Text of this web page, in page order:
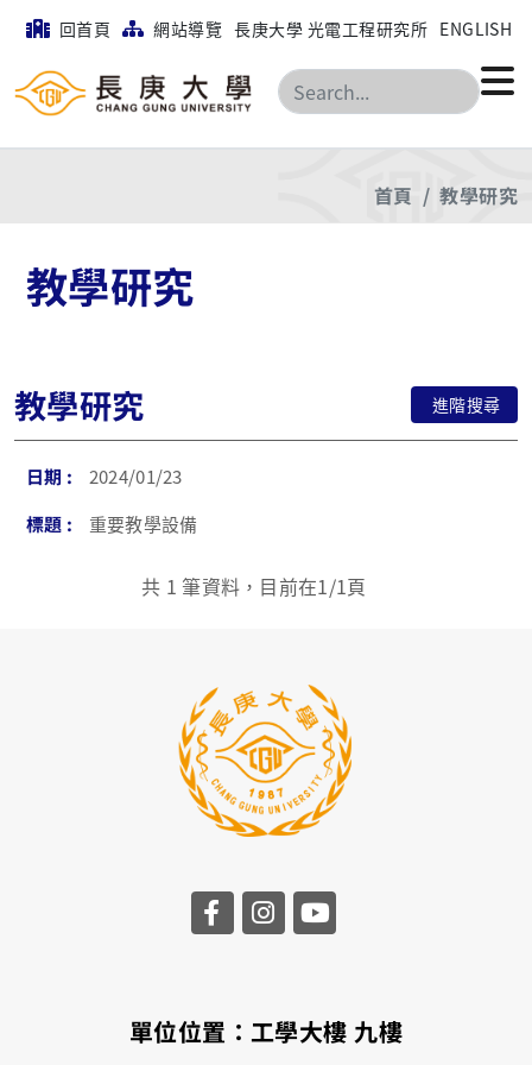
回首頁 網站導覽 長庚大學 光電工程研究所 ENGLISH
搜尋
首頁 教學研究
教學研究
教學研究 進階搜尋
2024/01/23
重要教學設備
共 1 筆資料，目前在1/1頁
單位位置：工學大樓 九樓